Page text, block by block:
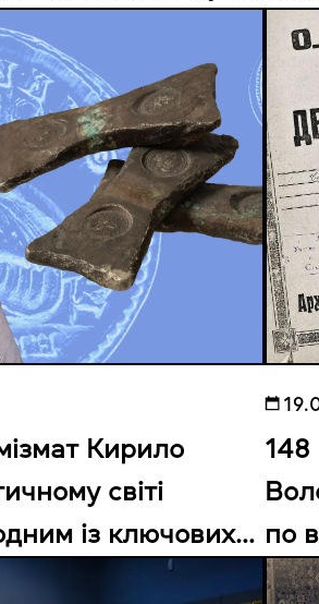
Кирило
світі
із ключових
148
по